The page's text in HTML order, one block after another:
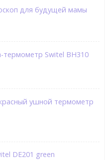
для будущей мамы
термометр Switel BH310
ушной термометр
DE201 green